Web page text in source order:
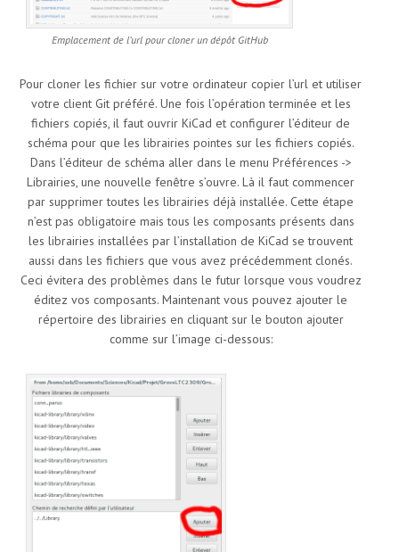
Emplacement de l’url pour cloner un dépôt GitHub
Pour cloner les fichier sur votre ordinateur copier l’url et utiliser
votre client Git préféré. Une fois l’opération terminée et les
fichiers copiés, il faut ouvrir KiCad et configurer l’éditeur de
schéma pour que les librairies pointes sur les fichiers copiés.
Dans l’éditeur de schéma aller dans le menu Préférences ->
Librairies, une nouvelle fenêtre s’ouvre. Là il faut commencer
par supprimer toutes les librairies déjà installée. Cette étape
n’est pas obligatoire mais tous les composants présents dans
les librairies installées par l’installation de KiCad se trouvent
aussi dans les fichiers que vous avez précédemment clonés.
Ceci évitera des problèmes dans le futur lorsque vous voudrez
éditez vos composants. Maintenant vous pouvez ajouter le
répertoire des librairies en cliquant sur le bouton ajouter
comme sur l’image ci-dessous: